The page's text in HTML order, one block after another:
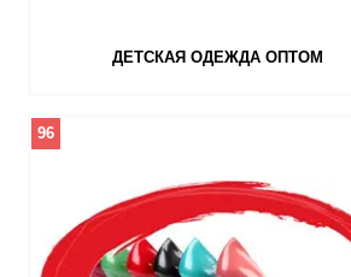
ДЕТСКАЯ ОДЕЖДА ОПТОМ
96